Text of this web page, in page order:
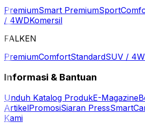
PremiumSmart PremiumSport
/ 4WDKomersil
FALKEN
PremiumComfortStandardSUV /
Informasi & Bantuan
Unduh Katalog ProdukE-Magazine
ArtikelPromosiSiaran Press
Kami